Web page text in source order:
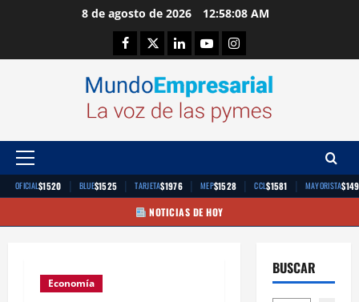
8 de agosto de 2026 12:58:09 AM
Facebook
TwitterLinkedinYoutubeInstagram
Menú
principal
OFICIAL$1520 | BLUE$1525 | TARJETA$1976 | MEP$1528 | CCL$1581 | MAYORISTA
NOTICIAS DE HOY
Economía
BUSCAR